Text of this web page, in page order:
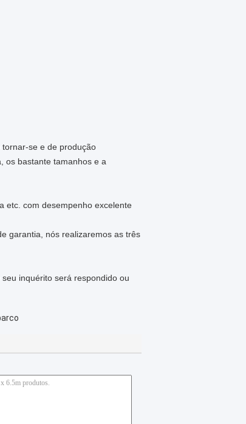
se e de produção
os bastante tamanhos e a
etc. com desempenho excelente
garantia, nós realizaremos as três
inquérito será respondido ou